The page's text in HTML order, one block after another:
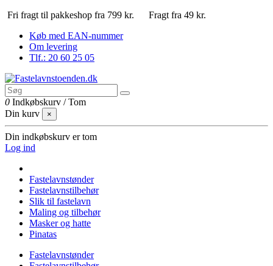
Fri fragt til pakkeshop fra 799 kr.
Fragt fra 49 kr.
Køb med EAN-nummer
Om levering
Tlf.: 20 60 25 05
0 Indkøbskurv /Tom
Din kurv
×
Din indkøbskurv er tom
Log ind
Fastelavnstønder
Fastelavnstilbehør
Slik til fastelavn
Maling og tilbehør
Masker og hatte
Pinatas
Fastelavnstønder